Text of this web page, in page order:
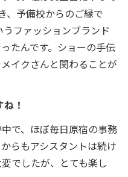
、予備校からのご縁で
ファッションブランド
たんです。ショーの手伝
イクさんと関わることが
！
で、ほぼ毎日原宿の事務
らもアシスタントは続け
でしたが、とても楽し